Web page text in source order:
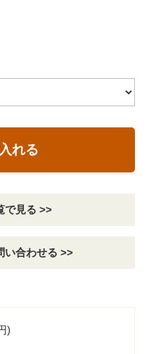
れる
で見る >>
い合わせる >>
)